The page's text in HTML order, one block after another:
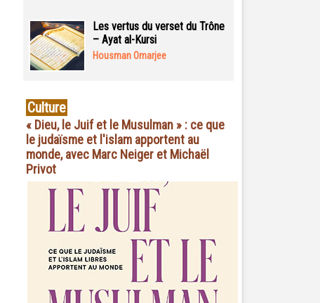
Les vertus du verset du Trône
– Ayat al-Kursi
Housman Omarjee
Culture
« Dieu, le Juif et le Musulman » : ce que
le judaïsme et l'islam apportent au
monde, avec Marc Neiger et Michaël
Privot